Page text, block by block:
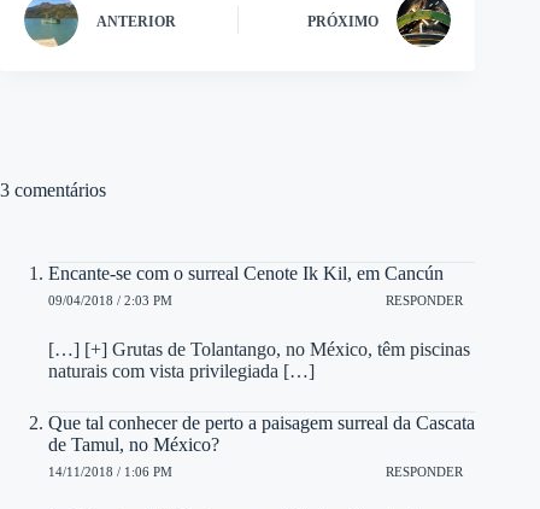
ANTERIOR PRÓXIMO
3 comentários
Encante-se com o surreal Cenote Ik Kil, em Cancún
09/04/2018 / 2:03 PM RESPONDER
[…] [+] Grutas de Tolantango, no México, têm piscinas
naturais com vista privilegiada […]
Que tal conhecer de perto a paisagem surreal da Cascata
de Tamul, no México?
14/11/2018 / 1:06 PM RESPONDER